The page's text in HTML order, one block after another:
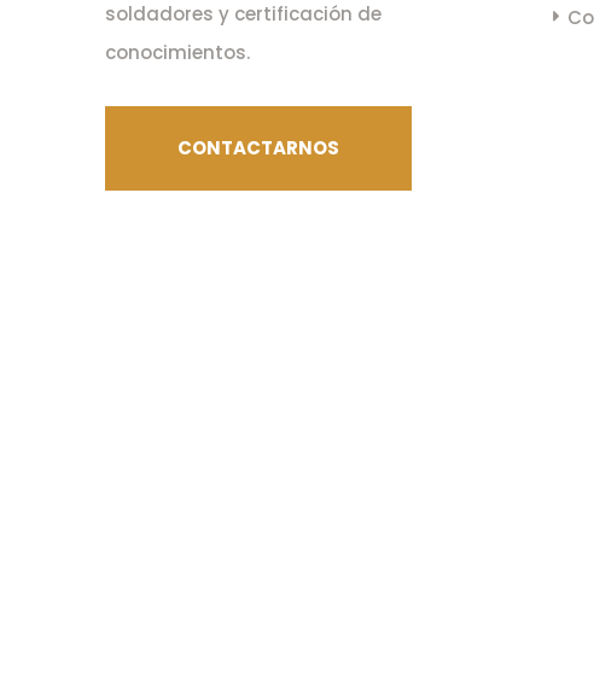
soldadores y certificación de
conocimientos.
CONTACTARNOS